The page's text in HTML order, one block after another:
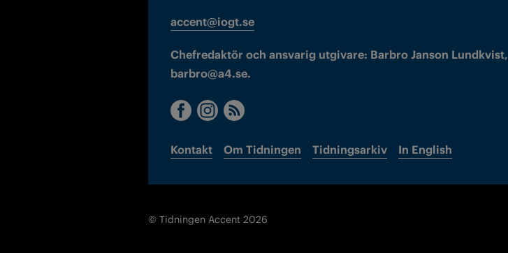
accent@iogt.se
Chefredaktör och ansvarig utgivare: Barbro Janson Lundkvist,
barbro@a4.se.
Kontakt Om Tidningen Tidningsarkiv In English
© Tidningen Accent 2026